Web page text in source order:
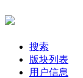
搜索
版块列表
用户信息